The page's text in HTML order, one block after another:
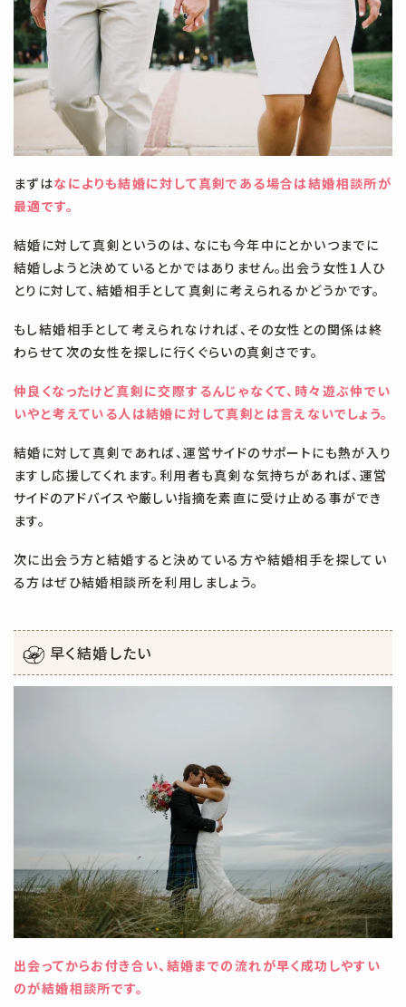
まずはなによりも結婚に対して真剣である場合は結婚相談所が
最適です。
結婚に対して真剣というのは、なにも今年中にとかいつまでに
結婚しようと決めているとかではありません。出会う女性1人ひ
とりに対して、結婚相手として真剣に考えられるかどうかです。
もし結婚相手として考えられなければ、その女性との関係は終
わらせて次の女性を探しに行くぐらいの真剣さです。
仲良くなったけど真剣に交際するんじゃなくて、時々遊ぶ仲でい
いやと考えている人は結婚に対して真剣とは言えないでしょう。
結婚に対して真剣であれば、運営サイドのサポートにも熱が入り
ますし応援してくれます。利用者も真剣な気持ちがあれば、運営
サイドのアドバイスや厳しい指摘を素直に受け止める事ができ
ます。
次に出会う方と結婚すると決めている方や結婚相手を探してい
る方はぜひ結婚相談所を利用しましょう。
早く結婚したい
出会ってからお付き合い、結婚までの流れが早く成功しやすい
のが結婚相談所です。